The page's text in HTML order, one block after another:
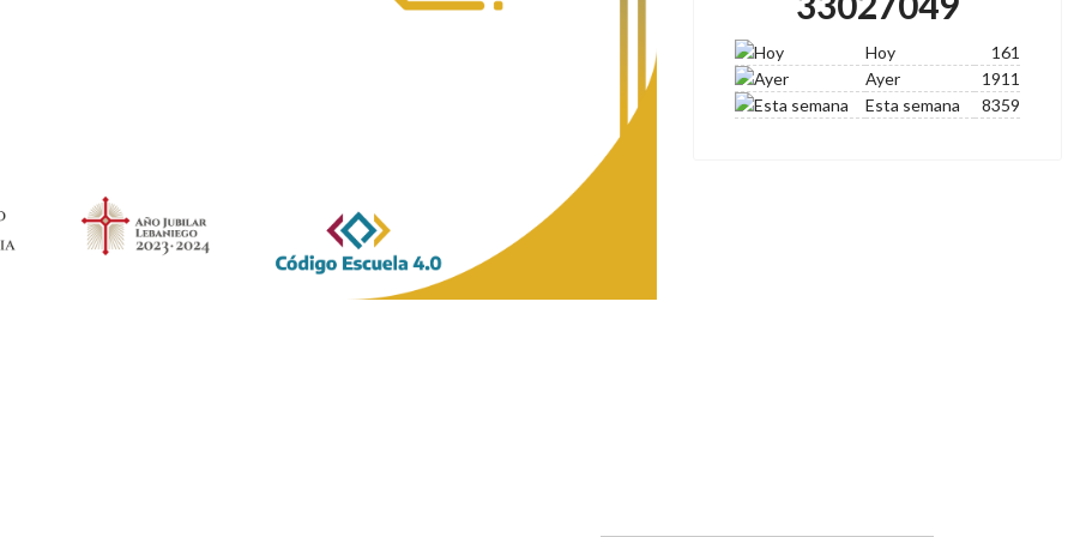
Hoy
161
Ayer
1911
Esta semana
8359